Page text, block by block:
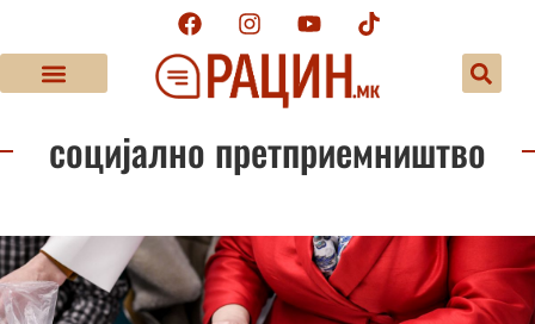
социјално претприемништво